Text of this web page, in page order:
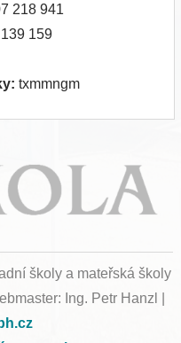
218 941
159
txmmngm
školy a mateřská školy
Ing. Petr Hanzl |